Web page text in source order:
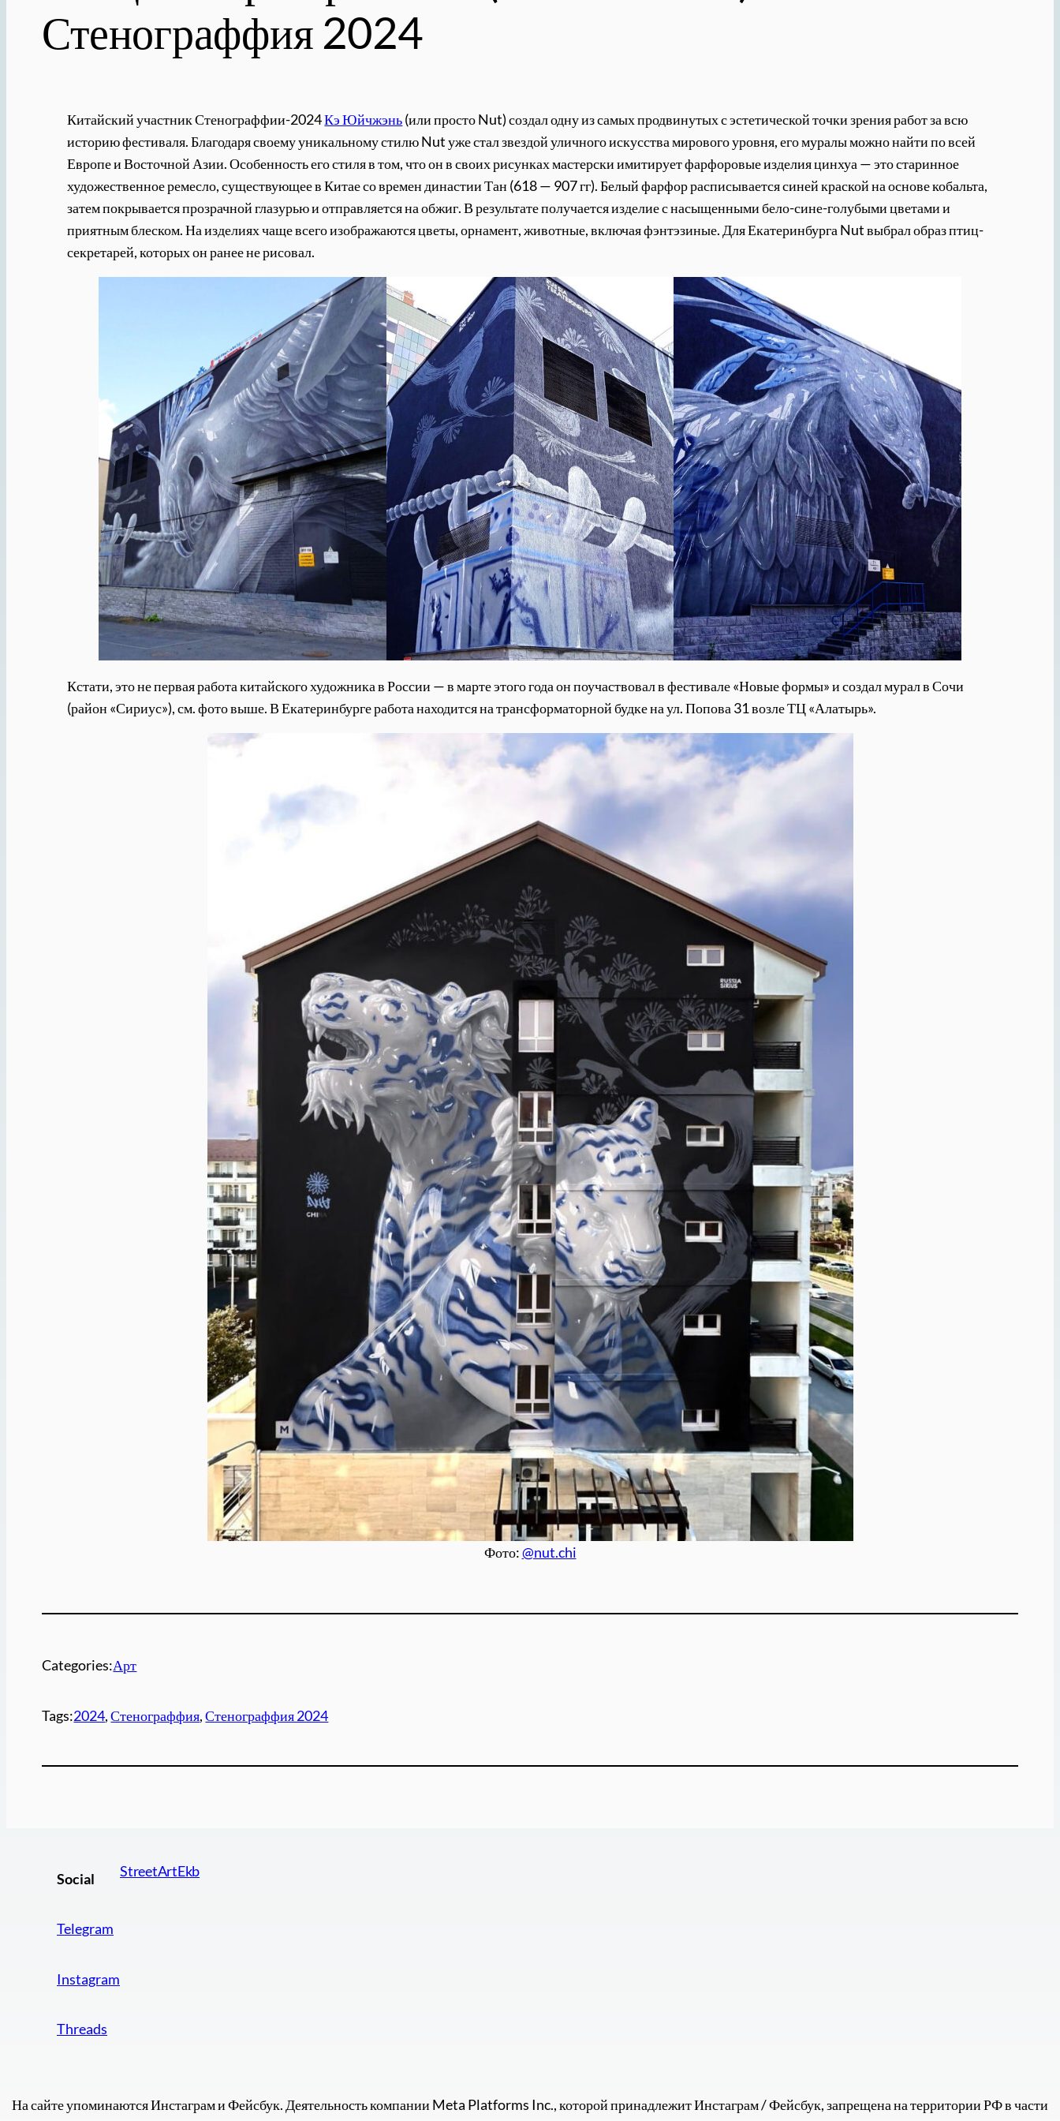
Стенограффия 2024
Китайский участник Стенограффии-2024Кэ Юйчжэнь(или просто Nut) создал одну из самых продвинутых с эстетической точки зрения работ за всю
историю фестиваля. Благодаря своему уникальному стилю Nut уже стал звездой уличного искусства мирового уровня, его муралы можно найти по всей
Европе и Восточной Азии. Особенность его стиля в том, что он в своих рисунках мастерски имитирует фарфоровые изделия цинхуа — это старинное
художественное ремесло, существующее в Китае со времен династии Тан (618 — 907 гг). Белый фарфор расписывается синей краской на основе кобальта,
затем покрывается прозрачной глазурью и отправляется на обжиг. В результате получается изделие с насыщенными бело-сине-голубыми цветами и
приятным блеском. На изделиях чаще всего изображаются цветы, орнамент, животные, включая фэнтэзиные. Для Екатеринбурга Nut выбрал образ птиц-
секретарей, которых он ранее не рисовал.
Кстати, это не первая работа китайского художника в России — в марте этого года он поучаствовал в фестивале «Новые формы» и создал мурал в Сочи
(район «Сириус»), см. фото выше. В Екатеринбурге работа находится на трансформаторной будке на ул. Попова 31 возле ТЦ «Алатырь».
Фото:@nut.chi
Categories:Арт
Tags:2024, Стенограффия, Стенограффия 2024
Social
Telegram
Instagram
Threads
StreetArtEkb
На сайте упоминаются Инстаграм и Фейсбук. Деятельность компании Meta Platforms Inc., которой принадлежит Инстаграм / Фейсбук, запрещена на территории РФ в части